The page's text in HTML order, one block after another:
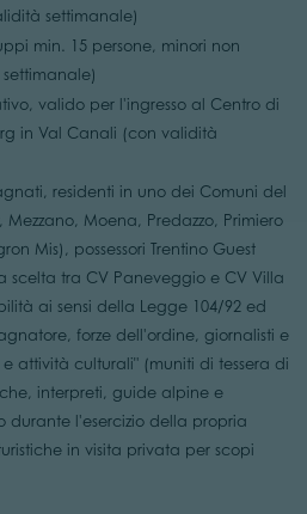
settimanale)
min. 15 persone, minori non
valido per l'ingresso al Centro di
in Val Canali (con validità
residenti in uno dei Comuni del
Mezzano, Moena, Predazzo, Primiero
Mis), possessori Trentino Guest
scelta tra CV Paneveggio e CV Villa
ai sensi della Legge 104/92 ed
forze dell'ordine, giornalisti e
e attività culturali" (muniti di tessera di
interpreti, guide alpine e
durante l'esercizio della propria
in visita privata per scopi